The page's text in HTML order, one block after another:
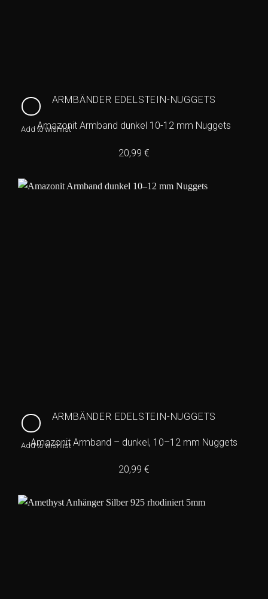
Add to wishlist
ARMBÄNDER EDELSTEIN-NUGGETS
Amazonit Armband dunkel 10-12 mm Nuggets
20,99 €
Add to wishlist
ARMBÄNDER EDELSTEIN-NUGGETS
Amazonit Armband – dunkel, 10–12 mm Nuggets
20,99 €